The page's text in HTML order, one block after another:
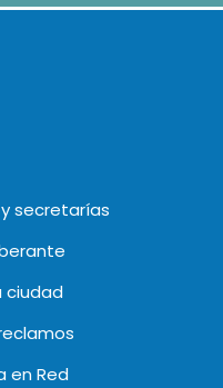
secretarías
ciudad
en Red